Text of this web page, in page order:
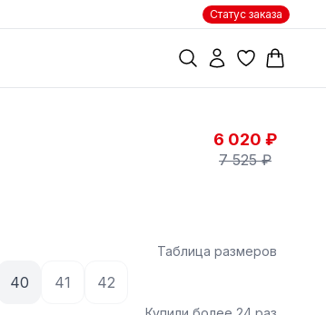
Статус заказа
6 020 ₽
7 525 ₽
Таблица размеров
40 41 42